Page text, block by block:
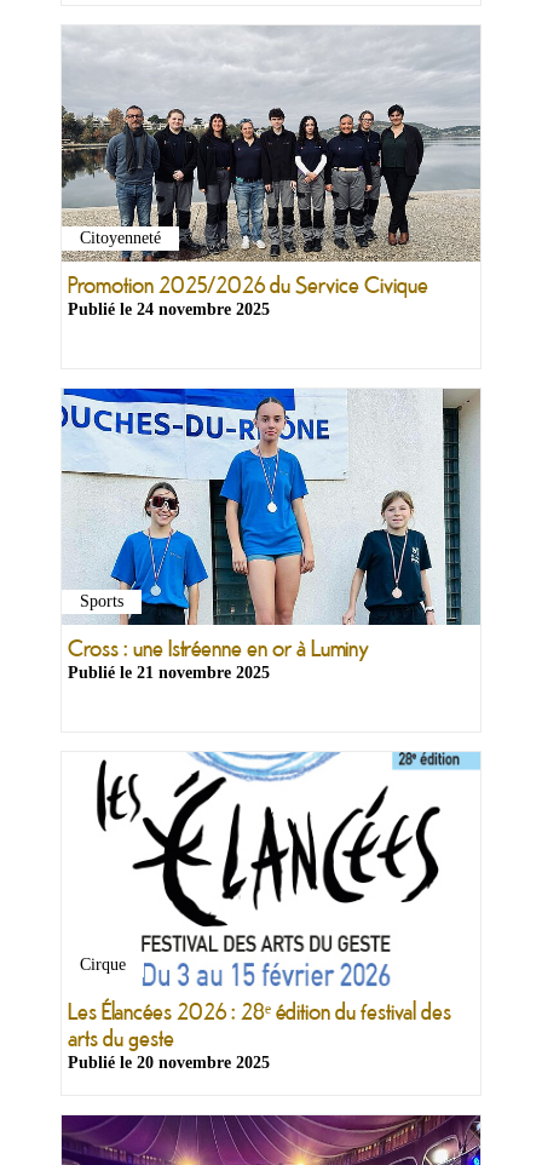
Citoyenneté
Promotion 2025/2026 du Service Civique
Publié le 24 novembre 2025
Sports
Cross : une Istréenne en or à Luminy
Publié le 21 novembre 2025
Cirque
Les Élancées 2026 : 28ᵉ édition du festival des
arts du geste
Publié le 20 novembre 2025